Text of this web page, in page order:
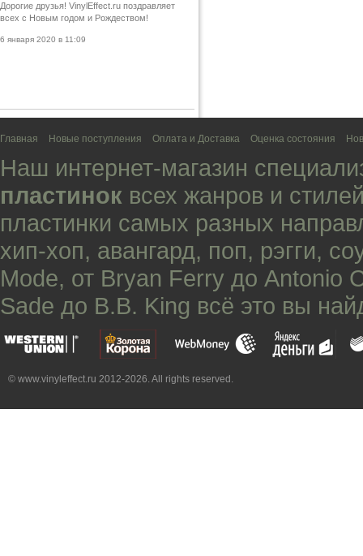
Дорогие друзья! VinylEffect.ru поздравляет
всех с Новым годом и Рождеством!
6 января 2020 в 11:09
Главная Новые поступления Оплата и Доставка Оценка состояния
Наш интернет-магазин
пластинок всех жанров и
пластинки самых разных
хип-хоп, авангард, поп, рэгги,
Mode, от Bryan Ferry до Antonio
Sade до B.B. King всё это вы
© www.vinyleffect.ru 2012-2026. All rights reserved.